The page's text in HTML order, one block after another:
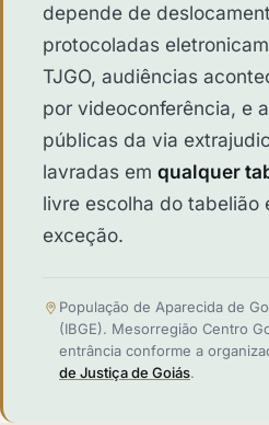
depende de
protocoladas
TJGO, audiências
por videoconferência, e
públicas da via
lavradas em qualquer
livre escolha do tabelião
exceção.
População de Aparecida de
(IBGE). Mesorregião Centro
entrância conforme a
de Justiça de Goiás.